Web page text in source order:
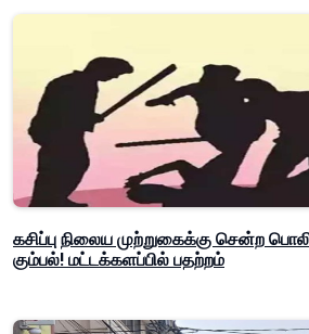
கசிப்பு நிலைய முற்றுகைக்கு சென்ற
கும்பல்! மட்டக்களப்பில் பதற்றம்